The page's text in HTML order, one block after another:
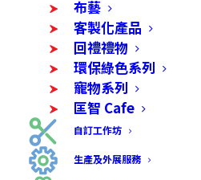
布藝
客製化產品
回禮禮物
環保綠色系列
寵物系列
匡智 Cafe
自訂工作坊
生產及外展服務